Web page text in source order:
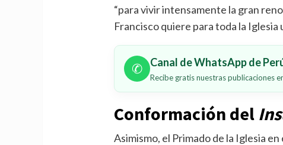
“para vivir intensamente la gran
Francisco quiere para toda la Iglesia
✆ Canal de WhatsApp de
Recibe gratis nuestras publicaciones
Conformación del
Asimismo, el Primado de la Iglesia